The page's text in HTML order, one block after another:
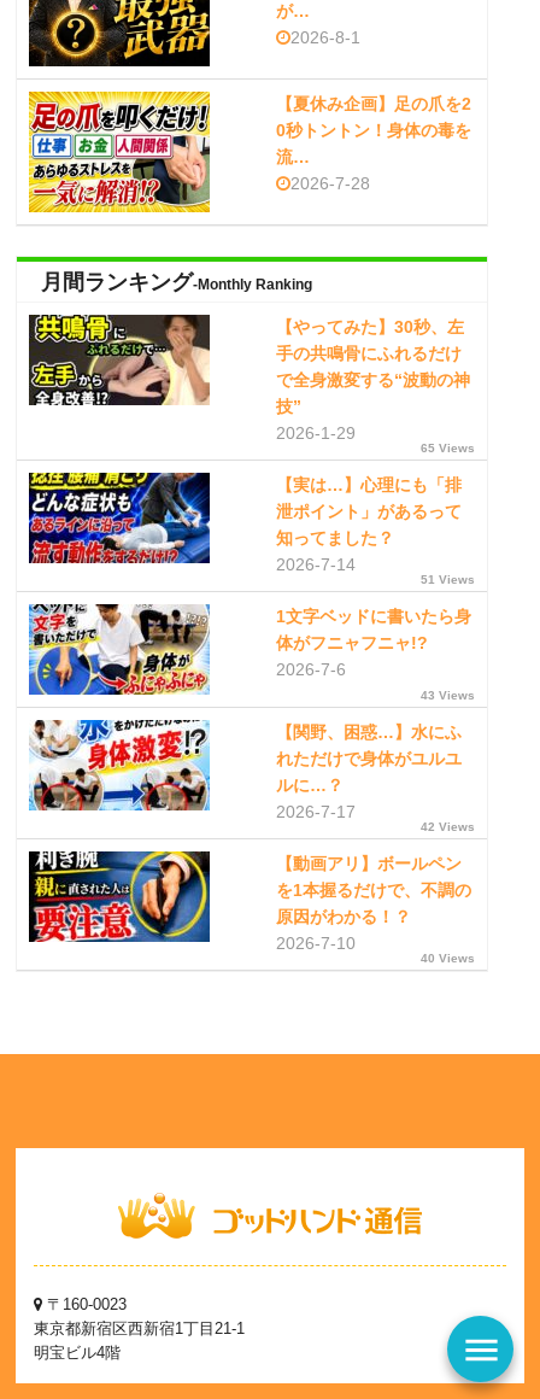
が…
2026-8-1
【夏休み企画】足の爪を2
0秒トントン！身体の毒を
流…
2026-7-28
月間ランキング-Monthly Ranking
【やってみた】30秒、左
手の共鳴骨にふれるだけ
で全身激変する“波動の神
技”
2026-1-29
65 Views
【実は…】心理にも「排
泄ポイント」があるって
知ってました？
2026-7-14
51 Views
1文字ベッドに書いたら身
体がフニャフニャ!?
2026-7-6
43 Views
【関野、困惑…】水にふ
れただけで身体がユルユ
ルに…？
2026-7-17
42 Views
【動画アリ】ボールペン
を1本握るだけで、不調の
原因がわかる！？
2026-7-10
40 Views
menu
〒160-0023
東京都新宿区西新宿1丁目21-1
明宝ビル4階